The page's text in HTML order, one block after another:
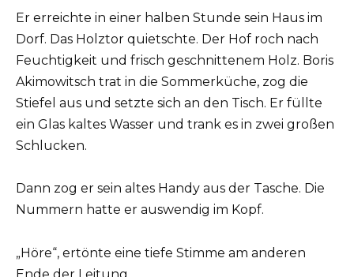
Er erreichte in einer halben Stunde sein Haus im
Dorf. Das Holztor quietschte. Der Hof roch nach
Feuchtigkeit und frisch geschnittenem Holz. Boris
Akimowitsch trat in die Sommerküche, zog die
Stiefel aus und setzte sich an den Tisch. Er füllte
ein Glas kaltes Wasser und trank es in zwei großen
Schlucken.
Dann zog er sein altes Handy aus der Tasche. Die
Nummern hatte er auswendig im Kopf.
„Höre“, ertönte eine tiefe Stimme am anderen
Ende der Leitung.